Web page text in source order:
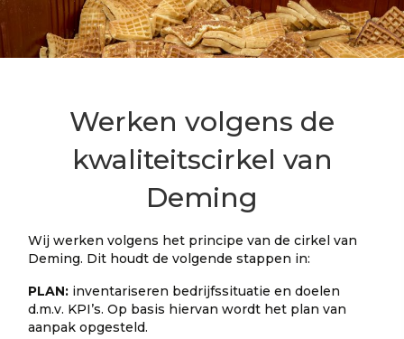
Werken volgens de
kwaliteitscirkel van
Deming
Wij werken volgens het principe van de cirkel van
Deming. Dit houdt de volgende stappen in:
PLAN: inventariseren bedrijfssituatie en doelen
d.m.v. KPI’s. Op basis hiervan wordt het plan van
aanpak opgesteld.